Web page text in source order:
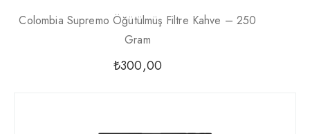
Colombia Supremo Öğütülmüş Filtre Kahve – 250
Gram
₺300,00